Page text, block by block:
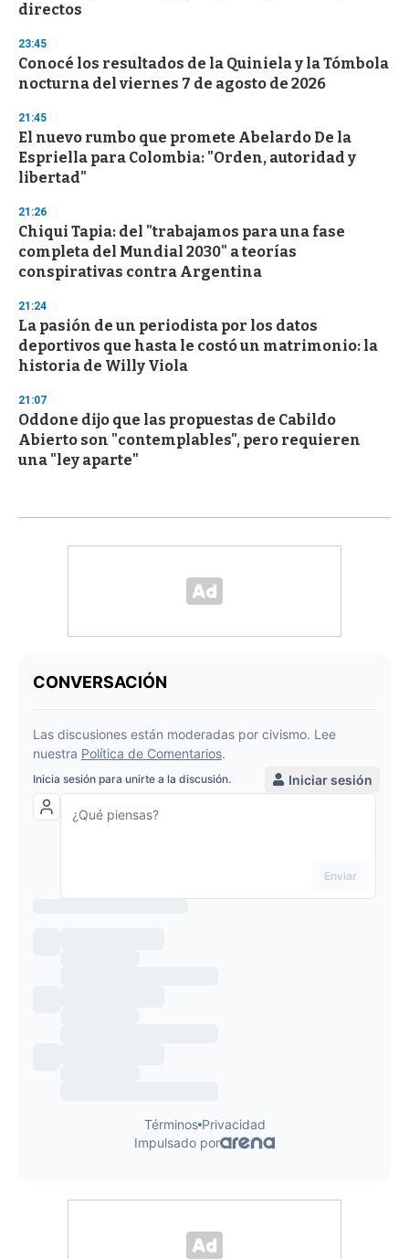
directos
23:45
Conocé los resultados de la Quiniela y la Tómbola
nocturna del viernes 7 de agosto de 2026
21:45
El nuevo rumbo que promete Abelardo De la
Espriella para Colombia: "Orden, autoridad y
libertad"
21:26
Chiqui Tapia: del "trabajamos para una fase
completa del Mundial 2030" a teorías
conspirativas contra Argentina
21:24
La pasión de un periodista por los datos
deportivos que hasta le costó un matrimonio: la
historia de Willy Viola
21:07
Oddone dijo que las propuestas de Cabildo
Abierto son "contemplables", pero requieren
una "ley aparte"